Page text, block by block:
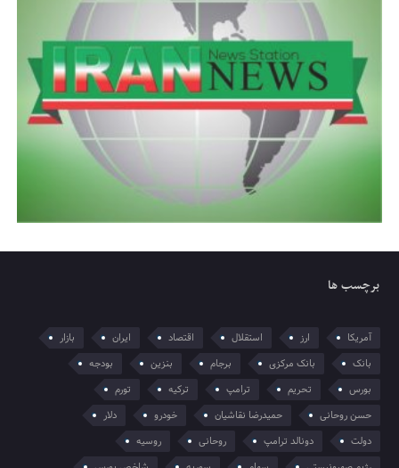
برچسب ها
آمریکا ارز استقلال اقتصاد ایران
بازار
بانک
بانک مرکزی برجام بنزین
بودجه
بورس
تحریم ترامپ ترکیه
تورم
حسن روحانی
حمیدرضا نقاشیان خودرو
دلار
دولت
دونالد ترامپ روحانی
روسیه